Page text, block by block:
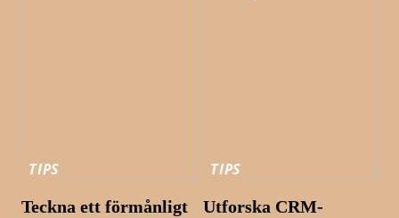
TIPS
Teckna ett förmånligt
TIPS
Utforska CRM-